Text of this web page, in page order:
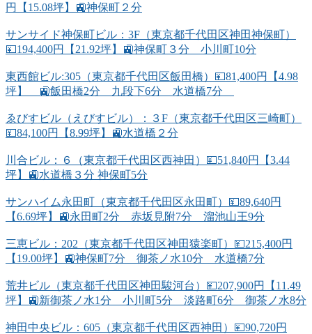
円【15.08坪】🚉神保町２分
サンサイド神保町ビル：3F（東京都千代田区神田神保町）
💴194,400円【21.92坪】🚉神保町３分 小川町10分
東西館ビル:305（東京都千代田区飯田橋）💴81,400円【4.98
坪】 🚉飯田橋2分 九段下6分 水道橋7分
ゑびすビル（えびすビル）：３F（東京都千代田区三崎町）
💴84,100円【8.99坪】🚉水道橋２分
川合ビル：６（東京都千代田区西神田）💴51,840円【3.44
坪】🚉水道橋３分 神保町5分
サンハイム永田町（東京都千代田区永田町）💴89,640円
【6.69坪】🚉永田町2分 赤坂見附7分 溜池山王9分
三恵ビル：202（東京都千代田区神田猿楽町）💴215,400円
【19.00坪】🚉神保町7分 御茶ノ水10分 水道橋7分
荒井ビル（東京都千代田区神田駿河台）💴207,900円【11.49
坪】🚉新御茶ノ水1分 小川町5分 淡路町6分 御茶ノ水8分
神田中央ビル：605（東京都千代田区西神田）💴90,720円